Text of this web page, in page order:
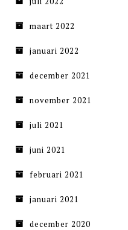
maart 2022
januari 2022
december 2021
november 2021
juli 2021
juni 2021
februari 2021
januari 2021
december 2020